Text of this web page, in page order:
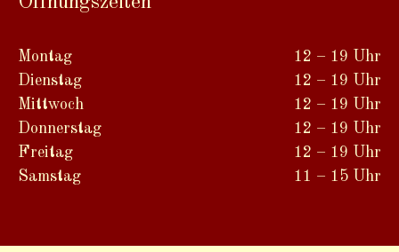
Montag
Dienstag
Mittwoch
Donnerstag
Freitag
Samstag
12 – 19 Uhr
12 – 19 Uhr
12 – 19 Uhr
12 – 19 Uhr
12 – 19 Uhr
11 – 15 Uhr